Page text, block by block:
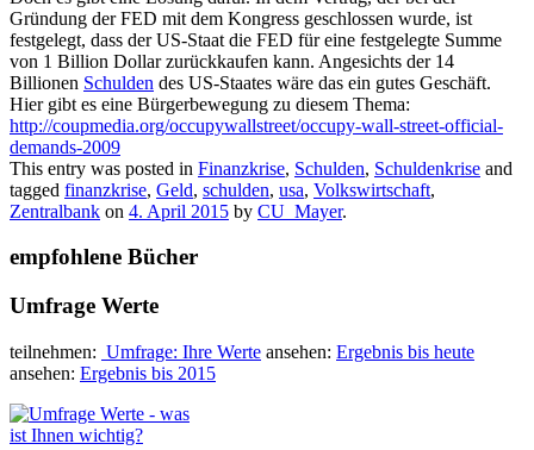
Gründung der FED mit dem Kongress geschlossen wurde, ist
festgelegt, dass der US-Staat die FED für eine festgelegte Summe
von 1 Billion Dollar zurückkaufen kann. Angesichts der 14
Billionen Schulden des US-Staates wäre das ein gutes Geschäft.
Hier gibt es eine Bürgerbewegung zu diesem Thema:
http://coupmedia.org/occupywallstreet/occupy-wall-street-official-
demands-2009
This entry was posted in Finanzkrise, Schulden, Schuldenkrise and
tagged finanzkrise, Geld, schulden, usa, Volkswirtschaft,
Zentralbank on 4. April 2015 by CU_Mayer.
empfohlene Bücher
Umfrage Werte
teilnehmen: Umfrage: Ihre Werte ansehen: Ergebnis bis heute
ansehen: Ergebnis bis 2015